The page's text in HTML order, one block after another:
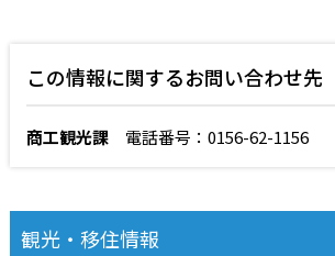
観光・移住情報
この情報に関するお問い合わせ先
商工観光課電話番号：0156-62-1156